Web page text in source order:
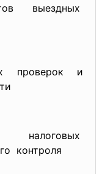
выездных
проверок и
контроля